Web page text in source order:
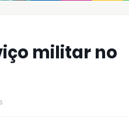
militar no